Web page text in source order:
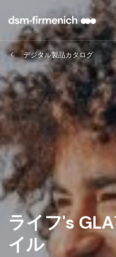
デジタル製品カタログ
ライフ's
イル